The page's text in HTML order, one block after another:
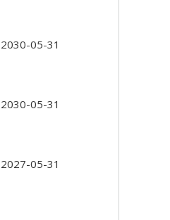
2030-05-31
2030-05-31
2027-05-31